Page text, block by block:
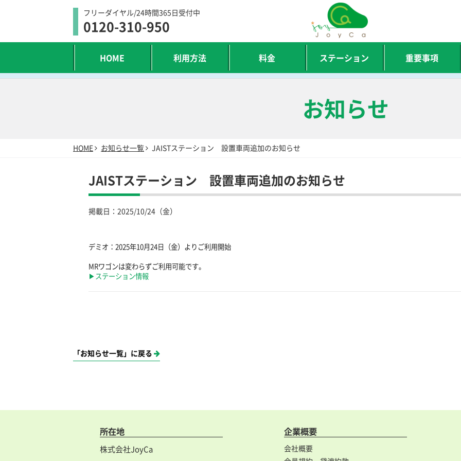
フリーダイヤル/24時間365日受付中
0120-310-950
HOME 利用方法 料金 ステーション 重要事項
お知らせ
HOME お知らせ一覧 JAISTステーション 設置車両追加のお知らせ
JAISTステーション 設置車両追加のお知らせ
掲載日： 2025/10/24（金）
デミオ：2025年10月24日（金）よりご利用開始
MRワゴンは変わらずご利用可能です。
▶ステーション情報
「お知らせ一覧」に戻る
所在地
株式会社JoyCa
企業概要
会社概要